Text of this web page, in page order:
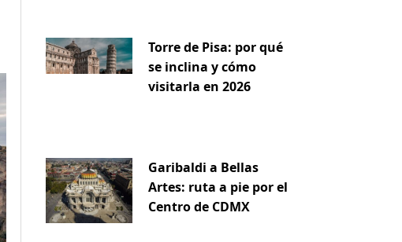
Torre de Pisa: por qué
se inclina y cómo
visitarla en 2026
Garibaldi a Bellas
Artes: ruta a pie por el
Centro de CDMX